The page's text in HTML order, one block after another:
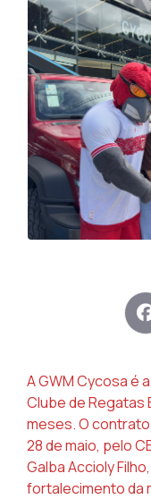
A GWM Cycosa é
Clube de Regatas
meses. O
28 de maio, pelo
Galba Accioly
fortalecimento da